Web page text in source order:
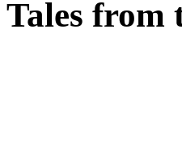
Tales from